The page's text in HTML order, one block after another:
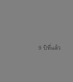
9 ปีที่แล้ว